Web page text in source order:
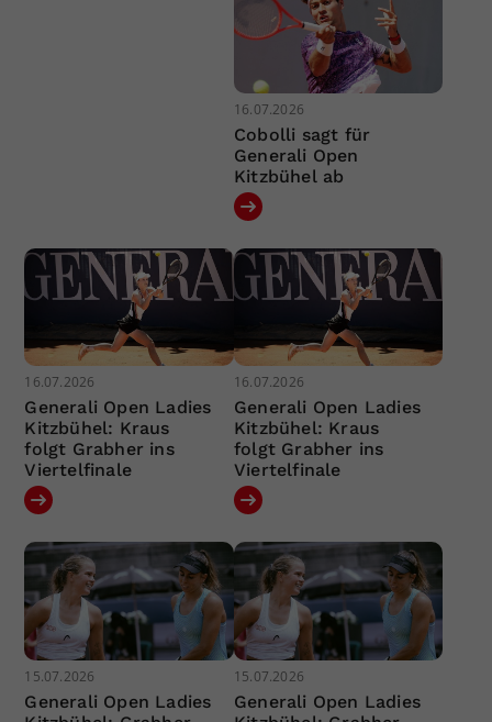
16.07.2026
Cobolli sagt für
Generali Open
Kitzbühel ab
16.07.2026
Generali Open Ladies
Kitzbühel: Kraus
folgt Grabher ins
Viertelfinale
16.07.2026
Generali Open Ladies
Kitzbühel: Kraus
folgt Grabher ins
Viertelfinale
15.07.2026
Generali Open Ladies
15.07.2026
Generali Open Ladies